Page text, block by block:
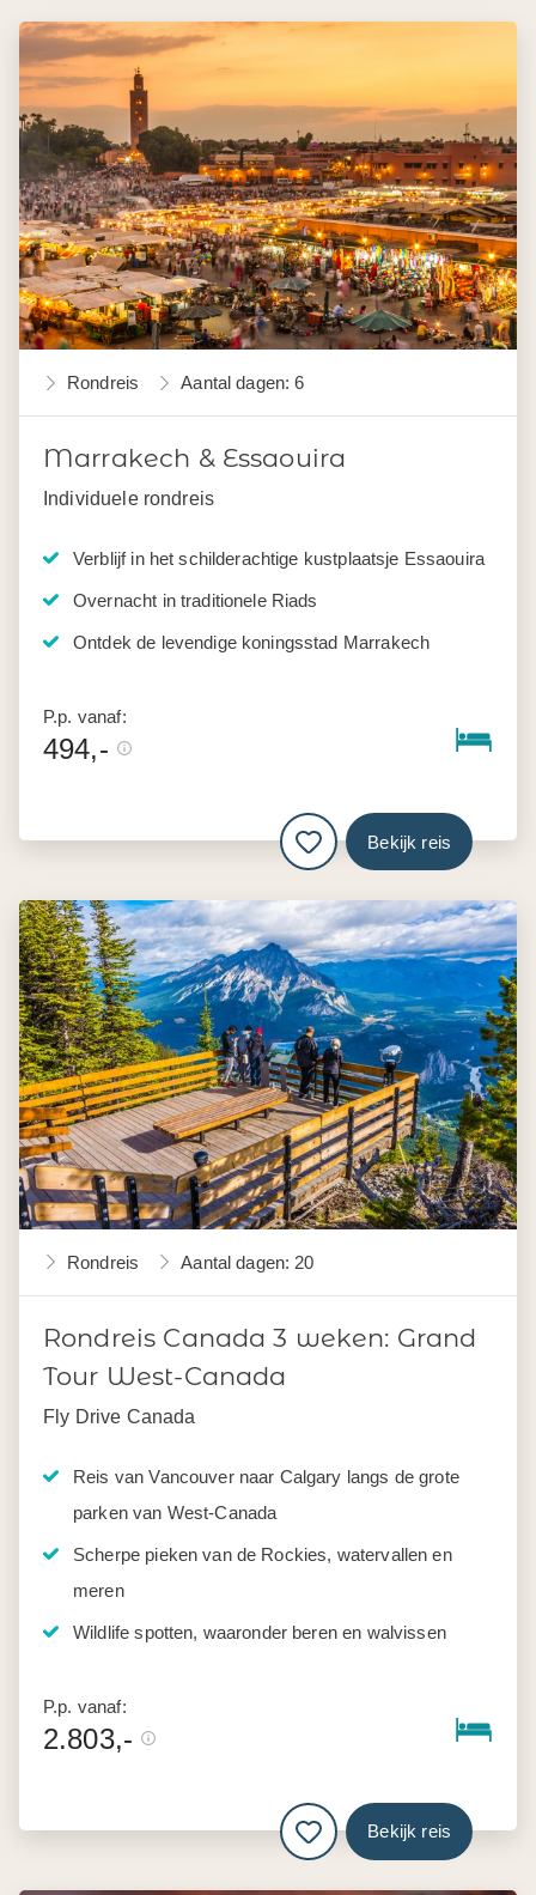
Rondreis Aantal dagen: 6
Marrakech & Essaouira
Individuele rondreis
Verblijf in het schilderachtige kustplaatsje Essaouira
Overnacht in traditionele Riads
Ontdek de levendige koningsstad Marrakech
P.p. vanaf:
494,-
Bekijk reis
Rondreis Aantal dagen: 20
Rondreis Canada 3 weken: Grand
Tour West-Canada
Fly Drive Canada
Reis van Vancouver naar Calgary langs de grote
parken van West-Canada
Scherpe pieken van de Rockies, watervallen en
meren
Wildlife spotten, waaronder beren en walvissen
P.p. vanaf:
2.803,-
Bekijk reis